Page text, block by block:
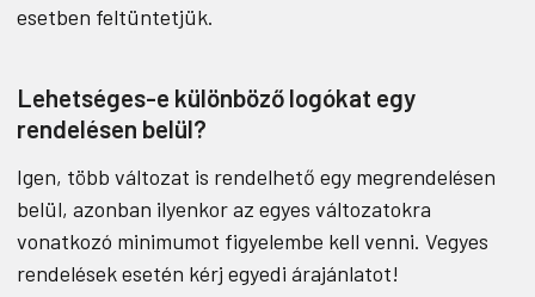
esetben feltüntetjük.
Lehetséges-e különböző logókat egy
rendelésen belül?
Igen, több változat is rendelhető egy megrendelésen
belül, azonban ilyenkor az egyes változatokra
vonatkozó minimumot figyelembe kell venni. Vegyes
rendelések esetén kérj egyedi árajánlatot!